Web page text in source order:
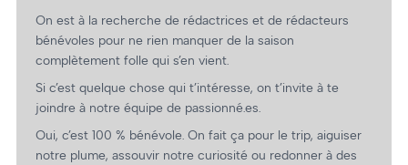
On est à la recherche de rédactrices et de rédacteurs
bénévoles pour ne rien manquer de la saison
complètement folle qui s’en vient.
Si c’est quelque chose qui t’intéresse, on t’invite à te
joindre à notre équipe de passionné.es.
Oui, c’est 100 % bénévole. On fait ça pour le trip, aiguiser
notre plume, assouvir notre curiosité ou redonner à des